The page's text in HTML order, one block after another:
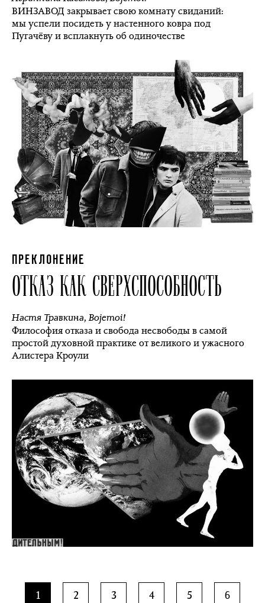
ВИНЗАВОД закрывает свою комнату свиданий:
мы успели посидеть у настенного ковра под
Пугачёву и всплакнуть об одиночестве
ПРЕКЛОНЕНИЕ
ОТКАЗ КАК СВЕРХСПОСОБНОСТЬ
Настя Травкина,Bojemoi!
Философия отказа и свобода несвободы в самой
простой духовной практике от великого и ужасного
Алистера Кроули
1 2 3 4 5
6